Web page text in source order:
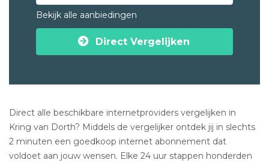
Bekijk alle aanbiedingen
Direct Vergelijken
Direct alle beschikbare internetproviders vergelijken in
Kring van Dorth? Middels de vergelijker ontdek jij in slechts
2 minuten een goedkoop internet abonnement dat
voldoet aan jouw wensen. Elke 24 uur stappen honderden